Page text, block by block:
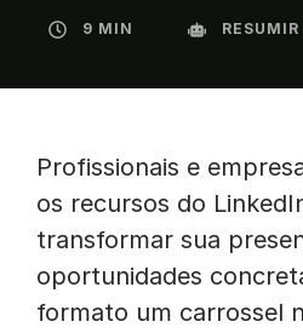
9 MIN
Profissionais e
os recursos do
transformar sua
oportunidades
formato um carrossel